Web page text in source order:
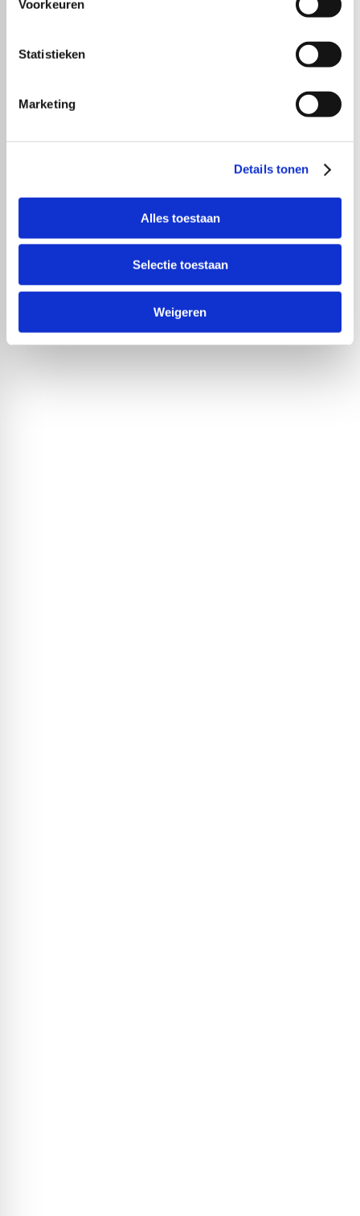
Voorkeuren
Statistieken
Marketing
Details tonen
Alles toestaan
Selectie toestaan
Weigeren